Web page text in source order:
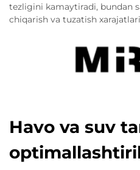
tezligini kamaytiradi, bundan
chiqarish va tuzatish
Havo va suv